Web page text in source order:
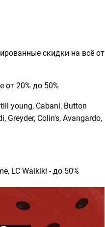
скидки на всё от
от 20% до 50%
young, Cabani, Button
Greyder, Colin's, Avangardo,
LC Waikiki - до 50%